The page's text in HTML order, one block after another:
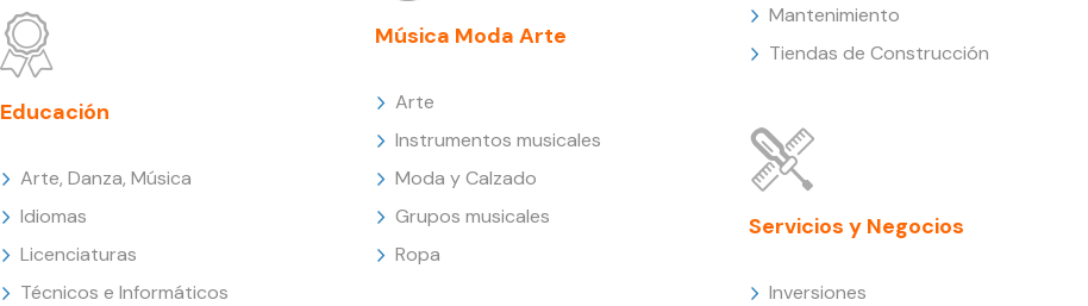
Educación
Arte, Danza, Música
Idiomas
Licenciaturas
Técnicos e Informáticos
Música Moda Arte
Arte
Instrumentos musicales
Moda y Calzado
Grupos musicales
Ropa
Mantenimiento
Tiendas de Construcción
Servicios y Negocios
Inversiones